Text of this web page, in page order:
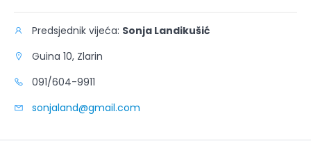
Predsjednik vijeća: Sonja Landikušić
Guina 10, Zlarin
091/604-9911
sonjaland@gmail.com